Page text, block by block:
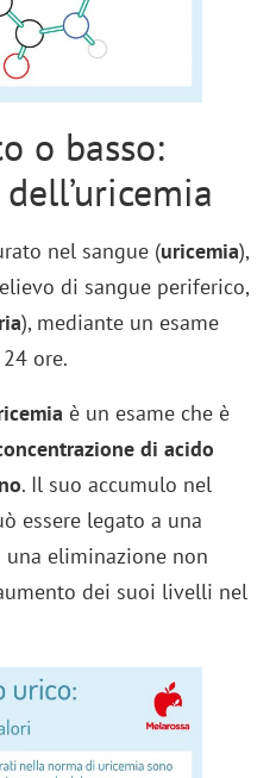
o basso:
nel sangue (uricemia),
di sangue periferico,
), mediante un esame
ore.
è un esame che è
di acido
. Il suo accumulo nel
essere legato a una
una eliminazione non
dei suoi livelli nel